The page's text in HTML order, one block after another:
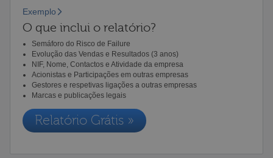
Exemplo
O que inclui o relatório?
Semáforo do Risco de Failure
Evolução das Vendas e Resultados (3 anos)
NIF, Nome, Contactos e Atividade da empresa
Acionistas e Participações em outras empresas
Gestores e respetivas ligações a outras empresas
Marcas e publicações legais
Relatório Grátis »